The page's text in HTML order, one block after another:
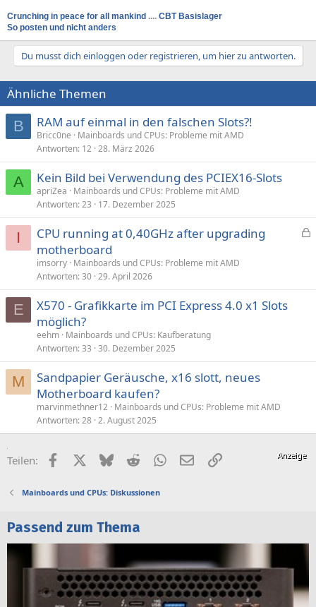
Crunching in peace for all mankind .... CBT Basislager
So posten und nicht anders
Du musst dich einloggen oder registrieren, um hier zu antworten.
Ähnliche Themen
B RAM auf einmal in den falschen Slots?!
Bricc0ne
Mainboards und CPUs: Probleme mit AMD
Antworten 12 28. März 2026
A Kein Bild bei Verwendung des PCIEX16-Slots
apriZea
Mainboards und CPUs: Probleme mit AMD
Antworten 23 17. Dezember 2025
I
e
CPU running at 0,40GHz after upgrading
motherboard
imsorry Mainboards und CPUs: Probleme mit AMD
Antworten 30 29. April 2026
E
X570 - Grafikkarte im PCI Express 4.0 x1 Slots
möglich?
eehm Mainboards und CPUs: Kaufberatung
Antworten 33 30. Dezember 2025
M
Sandpapier Geräusche, x16 slott, neues
Motherboard kaufen?
marvinmethner12 Mainboards und CPUs: Probleme mit AMD
Antworten 28 2. August 2025
Teilen: FacebookX (Twitter)
BlueskyRedditWhatsApp
E-MailLink
Mainboards und CPUs: Diskussionen
Passend zum Thema